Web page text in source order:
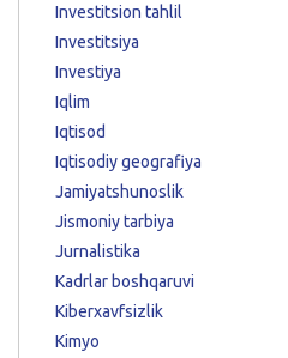
Investitsion tahlil
Investitsiya
Investiya
Iqlim
Iqtisod
Iqtisodiy geografiya
Jamiyatshunoslik
Jismoniy tarbiya
Jurnalistika
Kadrlar boshqaruvi
Kiberxavfsizlik
Kimyo